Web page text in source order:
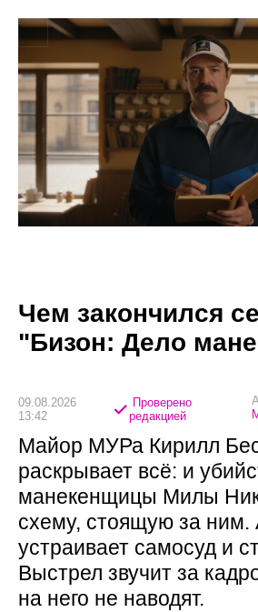
Чем закончился
"Бизон: Дело
09.08.2026
13:42
Проверено
редакцией
Майор МУРа Кирилл
раскрывает всё: и
манекенщицы Милы
схему, стоящую за ним.
устраивает самосуд и
Выстрел звучит за
на него не наводят.